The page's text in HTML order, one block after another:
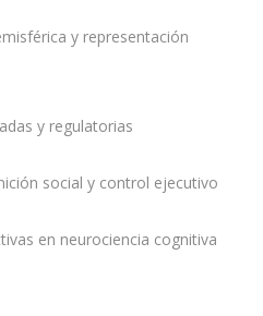
y representación
y regulatorias
social y control ejecutivo
en neurociencia cognitiva